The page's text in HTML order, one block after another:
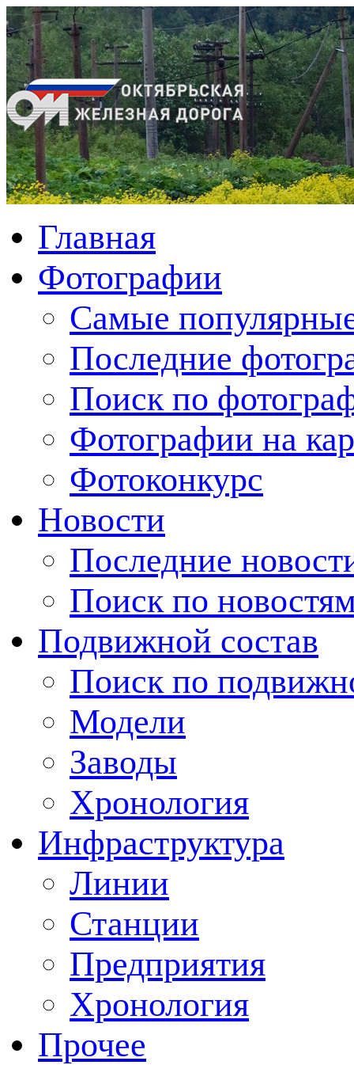
Главная
Фотографии
Cамые
Последние
Поиск по
Фотографии на
Фотоконкурс
Новости
Последние
Поиск по
Подвижной состав
Поиск по
Модели
Заводы
Хронология
Инфраструктура
Линии
Станции
Предприятия
Хронология
Прочее